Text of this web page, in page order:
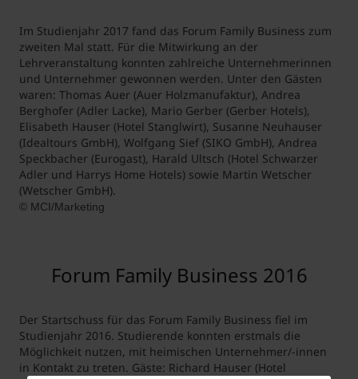
Im Studienjahr 2017 fand das Forum Family Business zum
zweiten Mal statt. Für die Mitwirkung an der
Lehrveranstaltung konnten zahlreiche Unternehmerinnen
und Unternehmer gewonnen werden. Unter den Gästen
waren: Thomas Auer (Auer Holzmanufaktur), Andrea
Berghofer (Adler Lacke), Mario Gerber (Gerber Hotels),
Elisabeth Hauser (Hotel Stanglwirt), Susanne Neuhauser
(Idealtours GmbH), Wolfgang Sief (SIKO GmbH), Andrea
Speckbacher (Eurogast), Harald Ultsch (Hotel Schwarzer
Adler und Harrys Home Hotels) sowie Martin Wetscher
(Wetscher GmbH).
© MCI/Marketing
Forum Family Business 2016
Der Startschuss für das Forum Family Business fiel im
Studienjahr 2016. Studierende konnten erstmals die
Möglichkeit nutzen, mit heimischen Unternehmer/-innen
in Kontakt zu treten. Gäste: Richard Hauser (Hotel